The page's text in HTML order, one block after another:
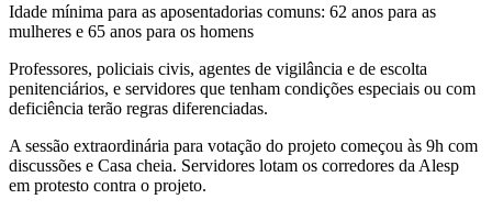
Idade mínima para as aposentadorias comuns: 62 anos para as
mulheres e 65 anos para os homens
Professores, policiais civis, agentes de vigilância e de escolta
penitenciários, e servidores que tenham condições especiais ou com
deficiência terão regras diferenciadas.
A sessão extraordinária para votação do projeto começou às 9h com
discussões e Casa cheia. Servidores lotam os corredores da Alesp
em protesto contra o projeto.